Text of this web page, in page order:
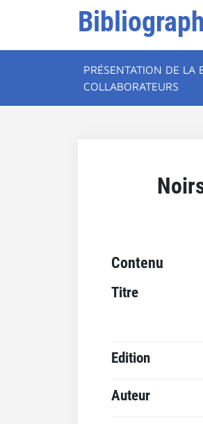
PRÉSENTATION DE LA
COLLABORATEURS
Contenu
Titre
Edition
Auteur